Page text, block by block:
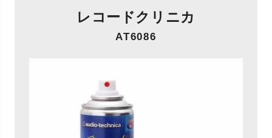
レコードクリニカ
AT6086